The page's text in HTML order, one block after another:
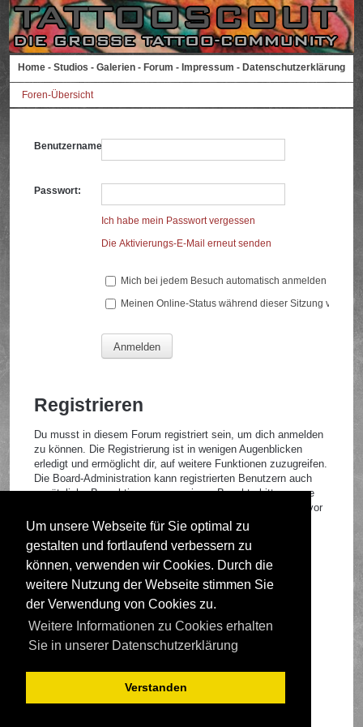
Um unsere Webseite für Sie optimal zu
gestalten und fortlaufend verbessern zu
können, verwenden wir Cookies. Durch die
weitere Nutzung der Webseite stimmen Sie
der Verwendung von Cookies zu.
Weitere Informationen zu Cookies erhalten
Sie in unserer Datenschutzerklärung
Verstanden
Home - Studios - Galerien - Forum - Impressum - Datenschutzerklärung
Foren-Übersicht
Benutzername:
Passwort:
Ich habe mein Passwort vergessen
Die Aktivierungs-E-Mail erneut senden
Mich bei jedem Besuch automatisch anmelden
Meinen Online-Status während dieser Sitzung
Registrieren
Du musst in diesem Forum registriert sein, um dich anmelden
zu können. Die Registrierung ist in wenigen Augenblicken
erledigt und ermöglicht dir, auf weitere Funktionen zuzugreifen.
Die Board-Administration kann registrierten Benutzern auch
zusätzliche Berechtigungen zuweisen. Beachte bitte unsere
Nutzungsbedingungen und die verwandten Regelungen, bevor
du dich registrierst. Bitte beachte auch die jeweiligen
Forenregeln, wenn du dich in diesem Board bewegst.
Nutzungsbedingungen|Datenschutzrichtlinie
Registrieren
Foren-Übersicht
Deutsche Übersetzung durchphpBB.de